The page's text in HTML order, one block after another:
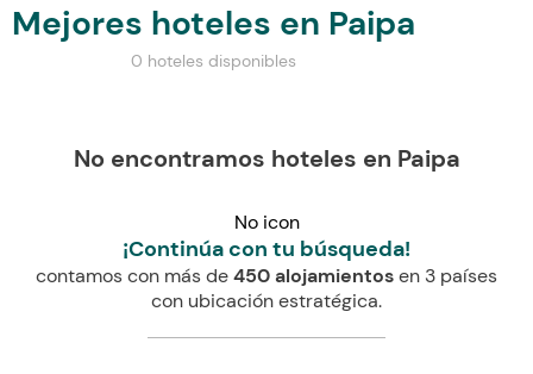
Mejores hoteles en Paipa
0 hoteles disponibles
No encontramos hoteles en Paipa
No icon
¡Continúa con tu búsqueda!
contamos con más de450 alojamientosen 3 países
con ubicación estratégica.